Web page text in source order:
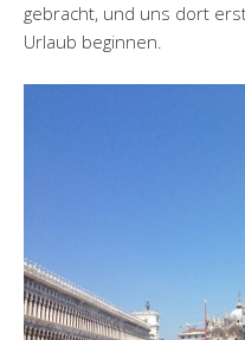
gebracht, und uns dort
Urlaub beginnen.